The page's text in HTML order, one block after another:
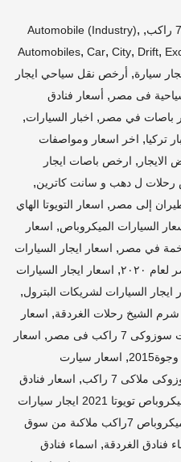
7 راكب ,
Automobile (industry),
Automobiles, Car, City, Drift,
سيارة, أرخص نقل سياحي ايجار
فى مصر , أسعار فنادق
باصات في مصر , اخبار السيارات,
تركيا, اخر اسعار ومواصفات
, ارخص باصات ايجار
ل دهب و سانت كاترين,
إلى مصر , اسعار التويوتا الهاي
السيارات الميكروباص, اسعار
, اسعار ايجار السيارات
٢٠٢٠ , اسعار ايجار السيارات
ايجار السيارات لشريكات البترول,
الشيخ رحلات الغردقة, اسعار
7 راكب فى مصر , اسعار
, اسعار سيارت
, اسعار فنادق
اسعار ميكروباص تويوتا 2021 ايجار سيارات
اسعارسيارة ميكروباص 7راكب ملاكىة من سوق
فنادق الغردقة, اسماء فنادق